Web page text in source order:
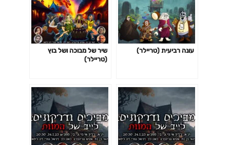
עונה רביעית (טריילר)
שיר של מבוכה ושל בוץ
(טריילר)